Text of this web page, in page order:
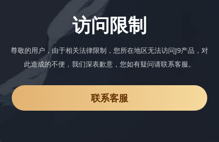
访问限制
尊敬的用户，由于相关法律限制，您所在地区无法访问J9产品，对
此造成的不便，我们深表歉意，您如有疑问请联系客服。
联系客服